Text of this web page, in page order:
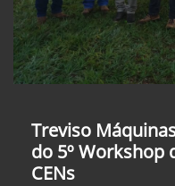
Treviso
do 5º Workshop
CENs